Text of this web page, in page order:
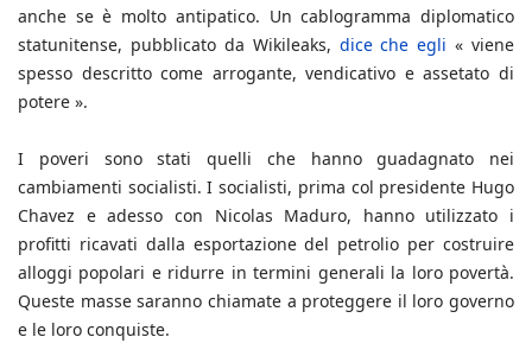
anche se è molto antipatico. Un cablogramma diplomatico
statunitense, pubblicato da Wikileaks, dice che egli « viene
spesso descritto come arrogante, vendicativo e assetato di
potere ».
I poveri sono stati quelli che hanno guadagnato nei
cambiamenti socialisti. I socialisti, prima col presidente Hugo
Chavez e adesso con Nicolas Maduro, hanno utilizzato i
profitti ricavati dalla esportazione del petrolio per costruire
alloggi popolari e ridurre in termini generali la loro povertà.
Queste masse saranno chiamate a proteggere il loro governo
e le loro conquiste.